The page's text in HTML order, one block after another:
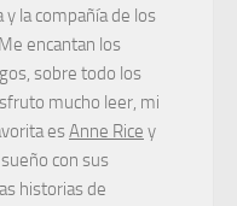
y la compañía de los
encantan los
sobre todo los
mucho leer, mi
esAnne Rice y
con sus
historias de